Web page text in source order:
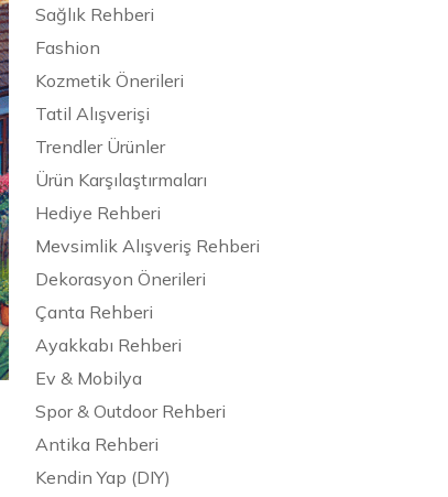
Sağlık Rehberi
Fashion
Kozmetik Önerileri
Tatil Alışverişi
Trendler Ürünler
Ürün Karşılaştırmaları
Hediye Rehberi
Mevsimlik Alışveriş Rehberi
Dekorasyon Önerileri
Çanta Rehberi
Ayakkabı Rehberi
Ev & Mobilya
Spor & Outdoor Rehberi
Antika Rehberi
Kendin Yap (DIY)